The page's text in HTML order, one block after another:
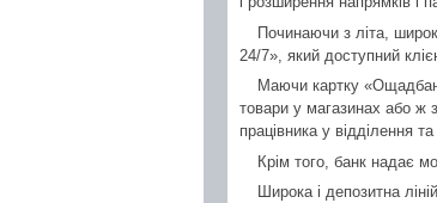
Починаючи з літа,
24/7», який доступний
Маючи картку
товари у магазинах або ж
працівника у відділення
Крім того, банк надає
Широка і депозитна